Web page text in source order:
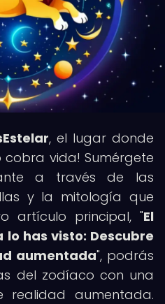
, el lugar donde
vida! Sumérgete
a través de las
y la mitología que
artículo principal, "El
has visto: Descubre
aumentada", podrás
del zodíaco con una
realidad aumentada.